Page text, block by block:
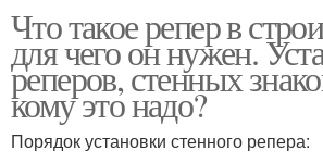
Что такое репер в
для чего он нужен.
реперов, стенных
кому это надо?
Порядок установки стенного репера: